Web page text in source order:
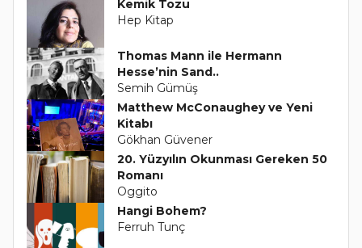
Kemik Tozu
Hep Kitap
Thomas Mann ile Hermann
Hesse’nin Sand..
Semih Gümüş
Matthew McConaughey ve Yeni
Kitabı
Gökhan Güvener
20. Yüzyılın Okunması Gereken 50
Romanı
Oggito
Hangi Bohem?
Ferruh Tunç